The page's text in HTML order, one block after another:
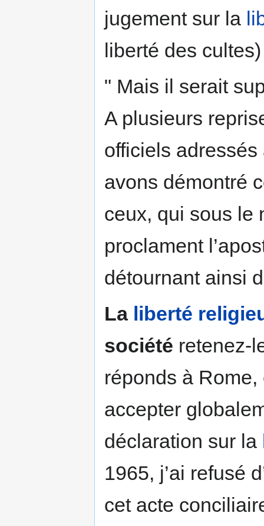
jugement sur la
liberté des cultes)
" Mais il serait
A plusieurs
officiels
avons démontré
ceux, qui sous le
proclament
détournant ainsi
La liberté
société retenez-
réponds à Rome,
accepter
déclaration sur la
1965, j’ai refusé
cet acte